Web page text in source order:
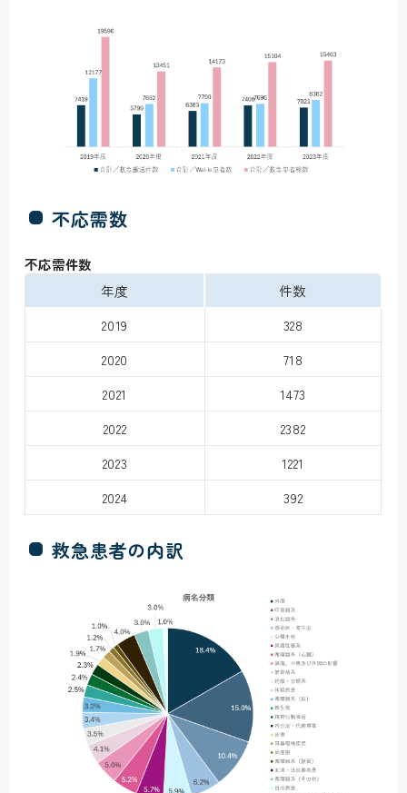
不応需数
不応需件数
年度
件数
2019
328
2020
718
2021
1473
2022
2382
2023
1221
2024
392
救急患者の内訳